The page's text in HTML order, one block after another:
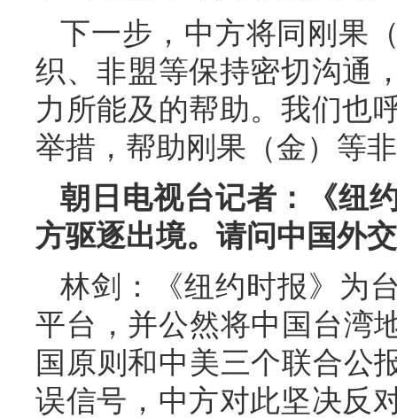
下一步，中方将同刚果
织、非盟等保持密切沟通
力所能及的帮助。我们也
举措，帮助刚果（金）等
朝日电视台记者：《纽
方驱逐出境。请问中国外
林剑：《纽约时报》为
平台，并公然将中国台湾
国原则和中美三个联合公
误信号，中方对此坚决反